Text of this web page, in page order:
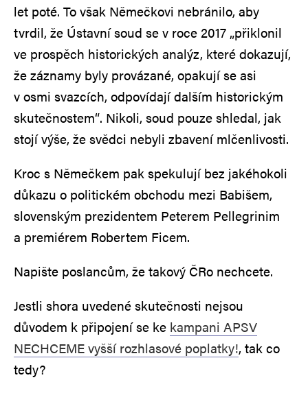
let poté. To však Němečkovi nebránilo, aby
tvrdil, že Ústavní soud se v roce 2017 „přiklonil
ve prospěch historických analýz, které dokazují,
že záznamy byly provázané, opakují se asi
v osmi svazcích, odpovídají dalším historickým
skutečnostem“. Nikoli, soud pouze shledal, jak
stojí výše, že svědci nebyli zbavení mlčenlivosti.
Kroc s Němečkem pak spekulují bez jakéhokoli
důkazu o politickém obchodu mezi Babišem,
slovenským prezidentem Peterem Pellegrinim
a premiérem Robertem Ficem.
Napište poslancům, že takový ČRo nechcete.
Jestli shora uvedené skutečnosti nejsou
důvodem k připojení se ke kampani APSV
NECHCEME vyšší rozhlasové poplatky!, tak co
tedy?